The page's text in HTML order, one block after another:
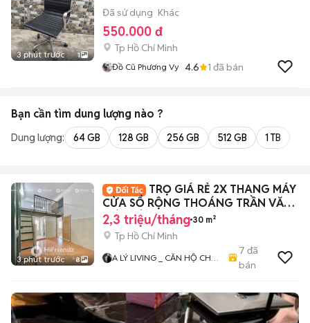
3 phút trước 1
Đã sử dụng Khác
550.000 đ
Tp Hồ Chí Minh
Đồ Cũ Phương Vy 4.6 1 đã bán
Bạn cần tìm dung lượng nào ?
Dung lượng: 64 GB 128 GB 256 GB 512 GB 1 TB
3 phút trước 8
TRỌ GIÁ RẺ 2X THANG MÁY
CỬA SỔ RỘNG THOÁNG TRẦN VĂN
GIÀU TỈNH LỘ 10
2,3 triệu/tháng 30 m²
Tp Hồ Chí Minh
A LÝ LIVING _ CĂN HỘ CHO
CHUNG CƯ - NHÀ Ở
7 đã
bán